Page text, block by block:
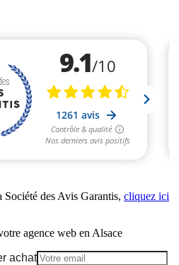
des Avis Garantis, cliquez ici
agence web en Alsace
achat